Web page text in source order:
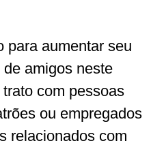
para aumentar seu
amigos neste
com pessoas
ou empregados
relacionados com